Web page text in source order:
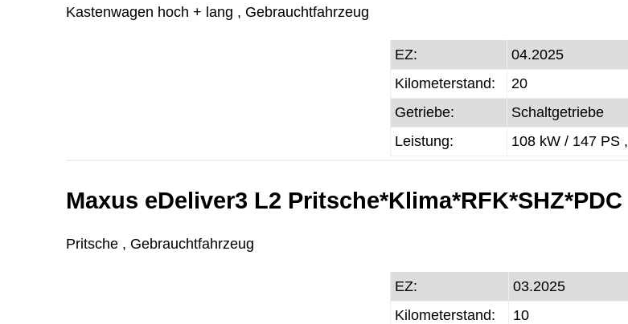
Kastenwagen hoch + lang , Gebrauchtfahrzeug
EZ:
04.2025
Kilometerstand:
20
Getriebe:
Schaltgetriebe
Leistung:
108 kW / 147 PS ,
Maxus eDeliver3 L2 Pritsche*Klima*RFK*SHZ*PDC
Pritsche , Gebrauchtfahrzeug
EZ:
03.2025
Kilometerstand:
10